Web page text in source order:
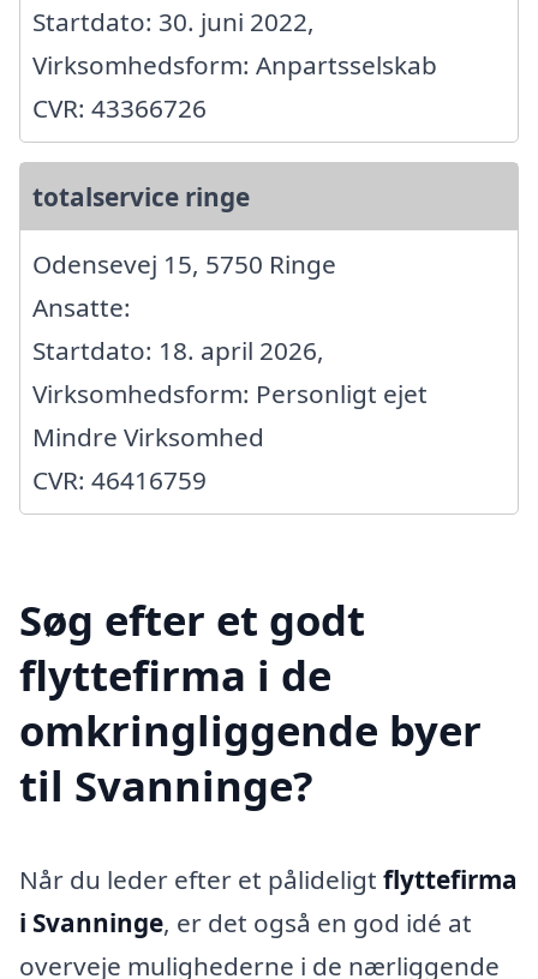
Startdato: 30. juni 2022,
Virksomhedsform: Anpartsselskab
CVR: 43366726
totalservice ringe
Odensevej 15, 5750 Ringe
Ansatte:
Startdato: 18. april 2026,
Virksomhedsform: Personligt ejet
Mindre Virksomhed
CVR: 46416759
Søg efter et godt
flyttefirma i de
omkringliggende byer
til Svanninge?
Når du leder efter et pålideligt flyttefirma
i Svanninge, er det også en god idé at
overveje mulighederne i de nærliggende